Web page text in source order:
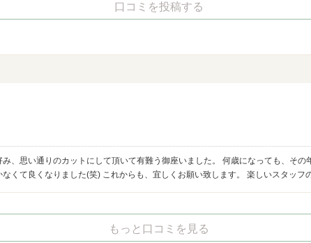
口コミを投稿する
、思い通りのカットにして頂いて有難う御座いました。 何歳になっても、そ
くて良くなりました(笑) これからも、宜しくお願い致します。 楽しいスタッフ
もっと口コミを見る